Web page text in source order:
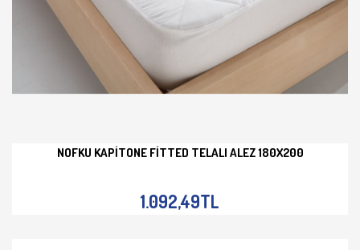
NOFKU KAPITONE FITTED TELALI ALEZ 180X200
1.092,49TL